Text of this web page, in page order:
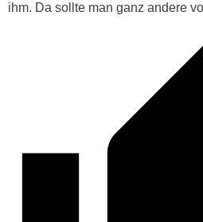
ihm. Da sollte man ganz andere